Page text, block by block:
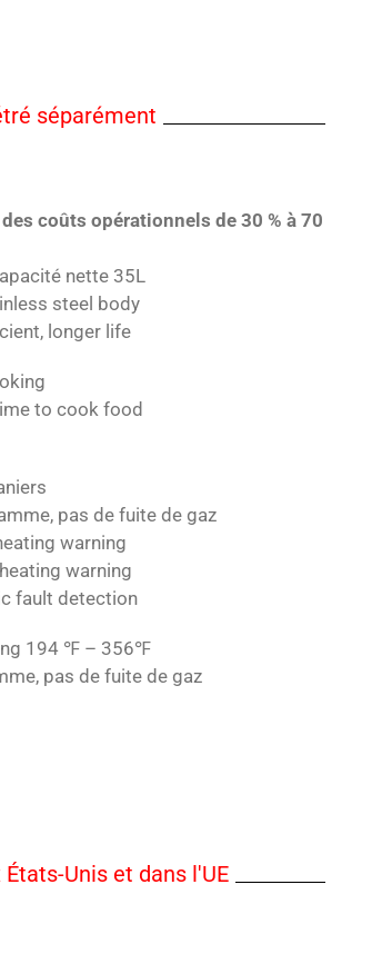
séparément
coûts opérationnels de 30 % à 70
nette 35L
steel body
longer life
to cook food
pas de fuite de gaz
warning
warning
fault detection
194 ℉ – 356℉
pas de fuite de gaz
Unis et dans l'UE